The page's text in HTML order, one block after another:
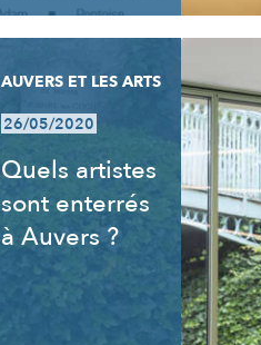
AUVERS ET LES ARTS
26/05/2020
Quels artistes
sont enterrés
à Auvers ?